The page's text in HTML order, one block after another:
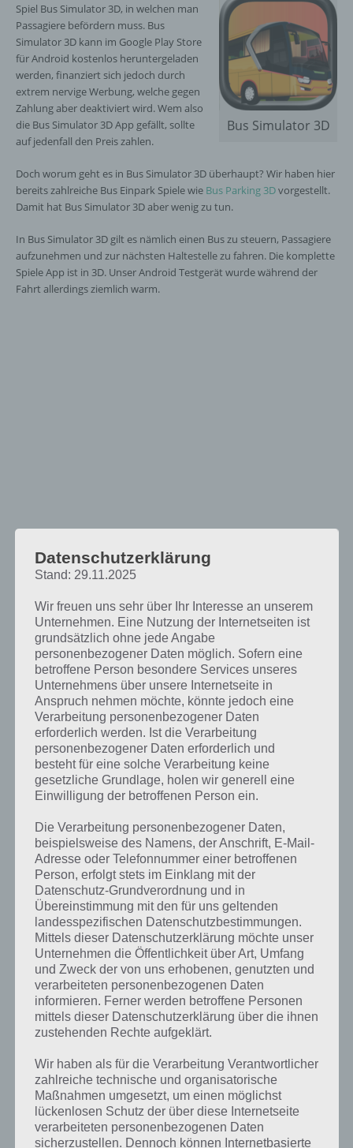
Bus Simulator 3D
Spiel Bus Simulator 3D, in welchen man
Passagiere befördern muss. Bus
Simulator 3D kann im Google Play Store
für Android kostenlos heruntergeladen
werden, finanziert sich jedoch durch
extrem nervige Werbung, welche gegen
Zahlung aber deaktiviert wird. Wem also
die Bus Simulator 3D App gefällt, sollte
auf jedenfall den Preis zahlen.
Doch worum geht es in Bus Simulator 3D überhaupt? Wir haben hier
bereits zahlreiche Bus Einpark Spiele wie Bus Parking 3Dvorgestellt.
Damit hat Bus Simulator 3D aber wenig zu tun.
In Bus Simulator 3D gilt es nämlich einen Bus zu steuern, Passagiere
aufzunehmen und zur nächsten Haltestelle zu fahren. Die komplette
Spiele App ist in 3D. Unser Android Testgerät wurde während der
Fahrt allerdings ziemlich warm.
Das erwartet euch in Bus Simulator 3D
Das gute an Bus Simulator 3D ist, dass die Android App zahlreiche
Steuerungsmöglichkeiten gibt. So kann man via Neigung, durch ein
Lenkrad und durch Pfeile steuern. Bisher war das Lenkrad meine
Lieblingssteuerung, aber in Bus Simulator 3D ist das absolut nicht
nicht perfekt, aber die beste Steuerungsmöglichkeit, wie ich finde.
Bei der Fahrt muss man den Pfeilen folgen. Dabei geht es im Verkehr
über Ampelkreuzungen und Tempolimit über die Straße. Sieht man
eine Bushaltestelle, sollte man sich auf den Bremsvogang
vorbereiten. Man darf nicht zu stark bremsen, denn das mögen die
Passagiere nicht. Anhand der Anzeige unter der Geschwindigkeit
kann man gut sehen, ob man noch bremsen darf. Vertut man sich
beim Bremsen gibt dies Punkteabzug. Im Gegenzug versucht man
aber so schnell wie möglich zu sein, denn die Zeit läuft.
Nervige Werbung, aber gegen In App Kauf
abschaltbar
Insgesamt macht Bus Simulator 3D einen absolut tollen Eindruck,
auch wenn die Werbung nervt und es ab und zu mal stockt. Auf
älteren Geräten ist die App wohl nicht zu empfehlen. Wer schon
immer mal Bushfahrer spielen sollte, ist bei Bus Simulator 3D genau
Datenschutzerklärung
Stand: 29.11.2025
Wir freuen uns sehr über Ihr Interesse an unserem
Unternehmen. Eine Nutzung der Internetseiten ist
grundsätzlich ohne jede Angabe
personenbezogener Daten möglich. Sofern eine
betroffene Person besondere Services unseres
Unternehmens über unsere Internetseite in
Anspruch nehmen möchte, könnte jedoch eine
Verarbeitung personenbezogener Daten
erforderlich werden. Ist die Verarbeitung
personenbezogener Daten erforderlich und
besteht für eine solche Verarbeitung keine
gesetzliche Grundlage, holen wir generell eine
Einwilligung der betroffenen Person ein.
Die Verarbeitung personenbezogener Daten,
beispielsweise des Namens, der Anschrift, E-Mail-
Adresse oder Telefonnummer einer betroffenen
Person, erfolgt stets im Einklang mit der
Datenschutz-Grundverordnung und in
Übereinstimmung mit den für uns geltenden
landesspezifischen Datenschutzbestimmungen.
Mittels dieser Datenschutzerklärung möchte unser
Unternehmen die Öffentlichkeit über Art, Umfang
und Zweck der von uns erhobenen, genutzten und
verarbeiteten personenbezogenen Daten
informieren. Ferner werden betroffene Personen
mittels dieser Datenschutzerklärung über die ihnen
zustehenden Rechte aufgeklärt.
Wir haben als für die Verarbeitung Verantwortlicher
zahlreiche technische und organisatorische
Maßnahmen umgesetzt, um einen möglichst
lückenlosen Schutz der über diese Internetseite
verarbeiteten personenbezogenen Daten
sicherzustellen. Dennoch können Internetbasierte